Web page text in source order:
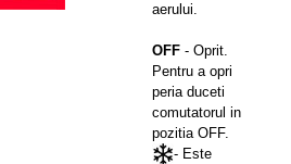
aerului.
OFF - Oprit.
Pentru a opri
peria duceti
comutatorul in
pozitia OFF.
- Este